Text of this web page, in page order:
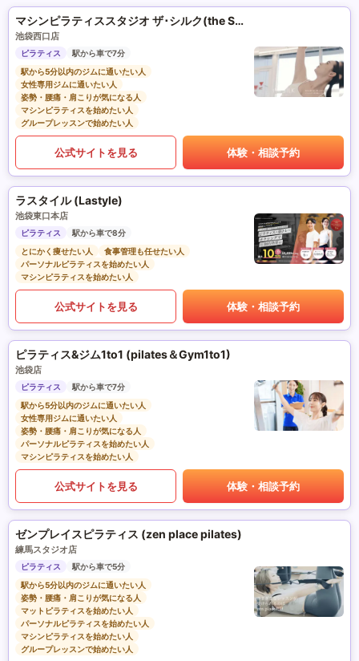
マシンピラティススタジオ ザ･シルク(the SILK)
池袋西口店
ピラティス
駅から車で7分
駅から5分以内のジムに通いたい人
女性専用ジムに通いたい人
姿勢・腰痛・肩こりが気になる人
マシンピラティスを始めたい人
グループレッスンで始めたい人
公式サイトを見る 体験・相談予約
ラスタイル (Lastyle)
池袋東口本店
ピラティス
駅から車で8分
とにかく痩せたい人
食事管理も任せたい人
パーソナルピラティスを始めたい人
マシンピラティスを始めたい人
公式サイトを見る 体験・相談予約
ピラティス&ジム1to1 (pilates＆Gym1to1)
池袋店
ピラティス
駅から車で7分
駅から5分以内のジムに通いたい人
女性専用ジムに通いたい人
姿勢・腰痛・肩こりが気になる人
パーソナルピラティスを始めたい人
マシンピラティスを始めたい人
公式サイトを見る 体験・相談予約
ゼンプレイスピラティス (zen place pilates)
練馬スタジオ店
ピラティス
駅から車で5分
駅から5分以内のジムに通いたい人
姿勢・腰痛・肩こりが気になる人
マットピラティスを始めたい人
パーソナルピラティスを始めたい人
マシンピラティスを始めたい人
グループレッスンで始めたい人